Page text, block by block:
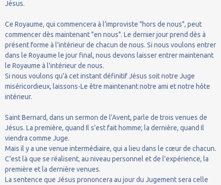
Jésus.
Ce Royaume, qui commencera à l’improviste "hors de nous", peut
commencer dès maintenant "en nous". Le dernier jour prend dès à
présent forme à l'intérieur de chacun de nous. Si nous voulons entrer
dans le Royaume le jour final, nous devons laisser entrer maintenant
le Royaume à l'intérieur de nous.
Si nous voulons qu'à cet instant définitif Jésus soit notre Juge
miséricordieux, laissons-Le être maintenant notre ami et notre hôte
intérieur.
Saint Bernard, dans un sermon de l'Avent, parle de trois venues de
Jésus. La première, quand Il s'est fait homme; la dernière, quand Il
viendra comme Juge.
Mais il y a une venue intermédiaire, qui a lieu dans le cœur de chacun.
C'est là que se réalisent, au niveau personnel et de l'expérience, la
première et la dernière venues.
La sentence que Jésus prononcera au jour du Jugement sera celle